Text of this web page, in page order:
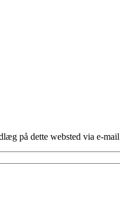
på dette websted via e-